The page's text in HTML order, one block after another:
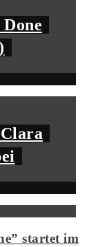
startet im